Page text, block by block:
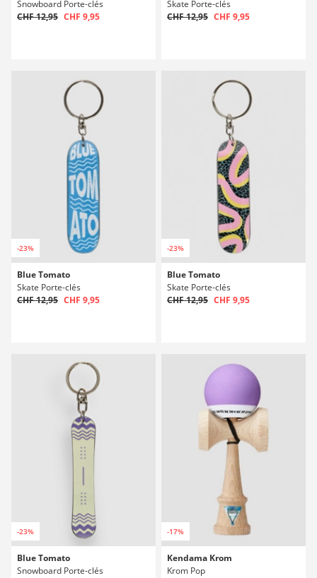
Snowboard Porte-clés
CHF 12,95 CHF 9,95
Skate Porte-clés
CHF 12,95 CHF 9,95
-23%
Blue Tomato
Skate Porte-clés
CHF 12,95 CHF 9,95
-23%
Blue Tomato
Skate Porte-clés
CHF 12,95 CHF 9,95
-23%
Blue Tomato
Snowboard Porte-clés
-17%
Kendama Krom
Krom Pop